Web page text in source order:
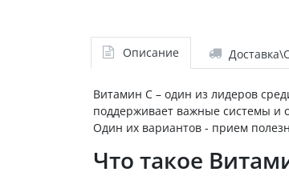
Описание
Витамин С – один из лидеров
поддерживает важные системы и
Один их вариантов - прием
Что такое